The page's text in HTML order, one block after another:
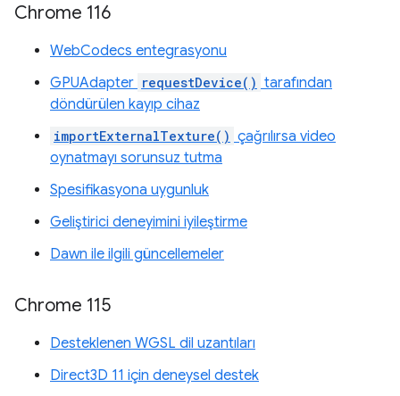
Chrome 116
WebCodecs entegrasyonu
GPUAdapter requestDevice() tarafından
döndürülen kayıp cihaz
importExternalTexture() çağrılırsa video
oynatmayı sorunsuz tutma
Spesifikasyona uygunluk
Geliştirici deneyimini iyileştirme
Dawn ile ilgili güncellemeler
Chrome 115
Desteklenen WGSL dil uzantıları
Direct3D 11 için deneysel destek